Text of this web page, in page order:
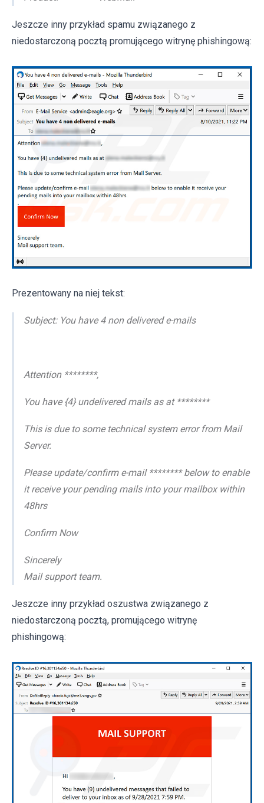
Jeszcze inny przykład spamu związanego z
niedostarczoną pocztą promującego witrynę phishingową:
Prezentowany na niej tekst:
Subject: You have 4 non delivered e-mails
Attention ********,
You have {4} undelivered mails as at ********
This is due to some technical system error from Mail
Server.
Please update/confirm e-mail ******** below to enable
it receive your pending mails into your mailbox within
48hrs
Confirm Now
Sincerely
Mail support team.
Jeszcze inny przykład oszustwa związanego z
niedostarczoną pocztą, promującego witrynę
phishingową: